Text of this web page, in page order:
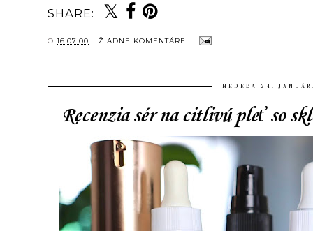
SHARE:
O 16:07:00 ŽIADNE KOMENTÁRE
NEDEĽA 24.
Recenzia sér na citlivú pleť so